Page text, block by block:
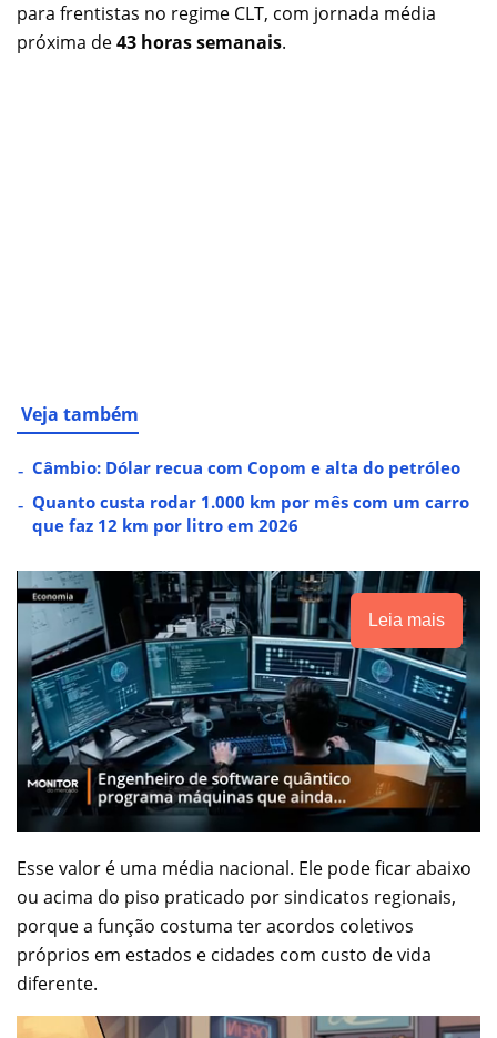
para frentistas no regime CLT, com jornada média
próxima de43 horas semanais.
Veja também
Câmbio: Dólar recua com Copom e alta do petróleo
Quanto custa rodar 1.000 km por mês com um carro
que faz 12 km por litro em 2026
Leia mais
Esse valor é uma média nacional. Ele pode ficar abaixo
ou acima do piso praticado por sindicatos regionais,
porque a função costuma ter acordos coletivos
próprios em estados e cidades com custo de vida
diferente.